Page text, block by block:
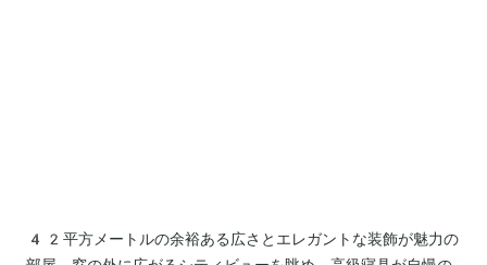
42平方メートルの余裕ある広さとエレガントな装飾が魅力の